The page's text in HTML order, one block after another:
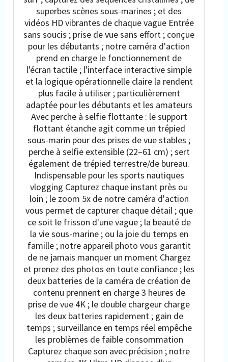
superbes scènes sous-marines ; et des
vidéos HD vibrantes de chaque vague Entrée
sans soucis ; prise de vue sans effort ; conçue
pour les débutants ; notre caméra d'action
prend en charge le fonctionnement de
l'écran tactile ; l'interface interactive simple
et la logique opérationnelle claire la rendent
plus facile à utiliser ; particulièrement
adaptée pour les débutants et les amateurs
Avec perche à selfie flottante : le support
flottant étanche agit comme un trépied
sous-marin pour des prises de vue stables ;
perche à selfie extensible (22–61 cm) ; sert
également de trépied terrestre/de bureau.
Indispensable pour les sports nautiques
vlogging Capturez chaque instant près ou
loin ; le zoom 5x de notre caméra d'action
vous permet de capturer chaque détail ; que
ce soit le frisson d'une vague ; la beauté de
la vie sous-marine ; ou la joie du temps en
famille ; notre appareil photo vous garantit
de ne jamais manquer un moment Chargez
et prenez des photos en toute confiance ; les
deux batteries de la caméra de création de
contenu prennent en charge 3 heures de
prise de vue 4K ; le double chargeur charge
les deux batteries rapidement ; gain de
temps ; surveillance en temps réel empêche
les problèmes de faible consommation
Capturez chaque son avec précision ; notre